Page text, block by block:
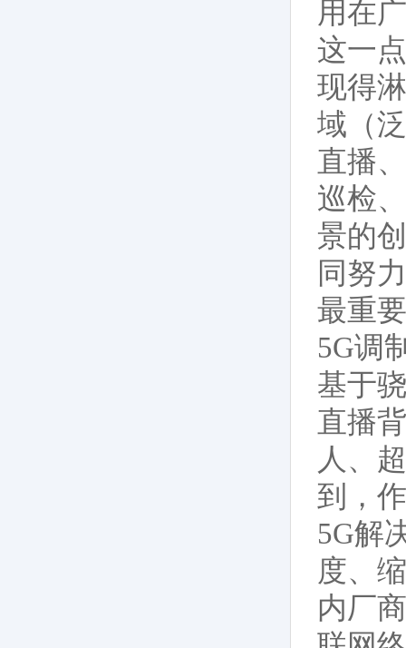
用在
这一
现得
域（
直播
巡检
景的
同努
最重
5G调
基于
直播
人、
到，
5G解
度、
内厂